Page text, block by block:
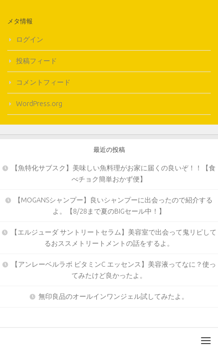
メタ情報
ログイン
投稿フィード
コメントフィード
WordPress.org
最近の投稿
【魚特化サブスク】美味しい魚料理がお家に届くの良いぞ！！【食
べチョク簡単おかず便】
【MOGANSシャンプー】良いシャンプーに出会ったので紹介する
よ。【8/28まで夏のBIGセール中！】
【エルジューダ サントリートセラム】美容室で出会って鬼リピして
るおススメトリートメントの話をするよ。
【アンレーベルラボ ビタミンC エッセンス】美容液ってなに？使っ
てみたけど良かったよ。
無印良品のオールインワンジェル試してみたよ。